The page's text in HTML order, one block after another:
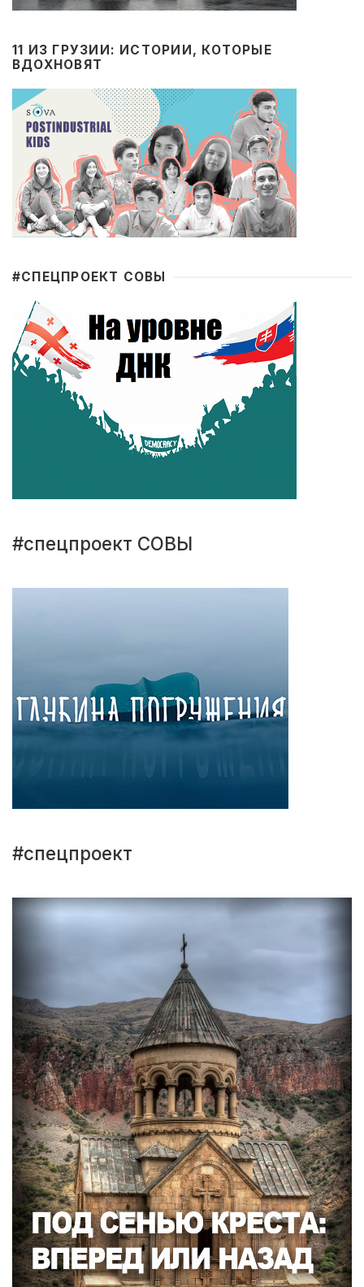
11 ИЗ ГРУЗИИ: ИСТОРИИ, КОТОРЫЕ
ВДОХНОВЯТ
#CПЕЦПРОЕКТ СОВЫ
#спецпроект СОВЫ
#спецпроект